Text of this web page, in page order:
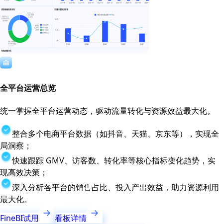
全平台运营总览
统一掌握全平台运营动态，驱动流量转化与资源效益最大化。
整合多个电商平台数据（如抖音、天猫、京东等），实现全
局洞察；
快速跟踪 GMV、访客数、转化率等核心指标变化趋势，实
现高效决策；
深入分析各平台的销售占比、投入产出效益，助力资源利用
最大化。
FineBI试用
看板详情